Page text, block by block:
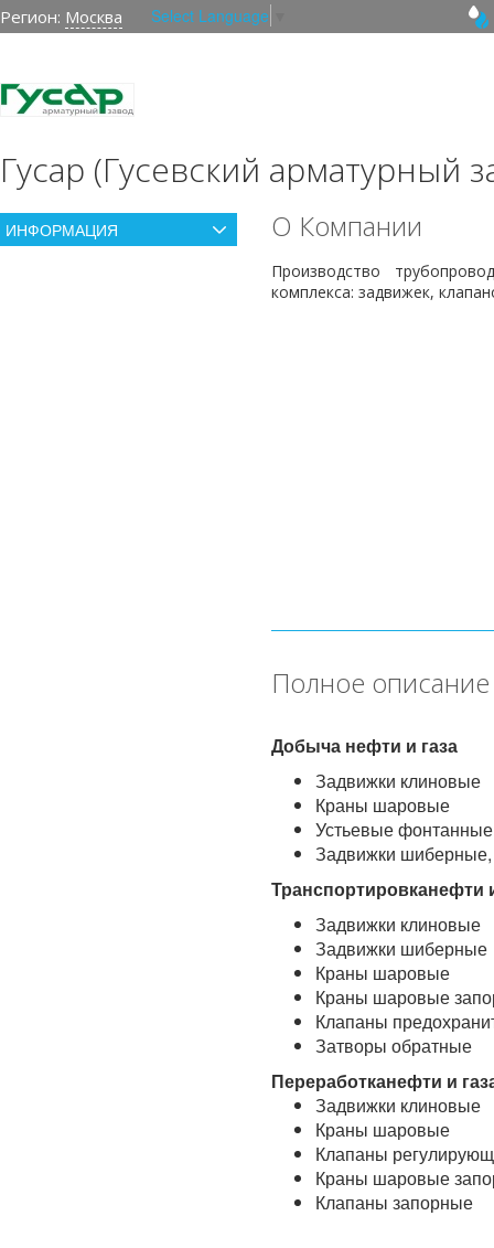
Регион: Москва Select Language
Гусар (Гусевский арматурный
ИНФОРМАЦИЯ О Компании
Производство
комплекса: задвижек,
Полное
Добыча нефти и газа
Задвижки клиновые
Краны шаровые
Устьевые
Задвижки
Транспортировканефти
Задвижки клиновые
Задвижки шиберные
Краны шаровые
Краны шаровые
Клапаны
Затворы обратные
Переработканефти и
Задвижки клиновые
Краны шаровые
Клапаны
Краны шаровые
Клапаны запорные